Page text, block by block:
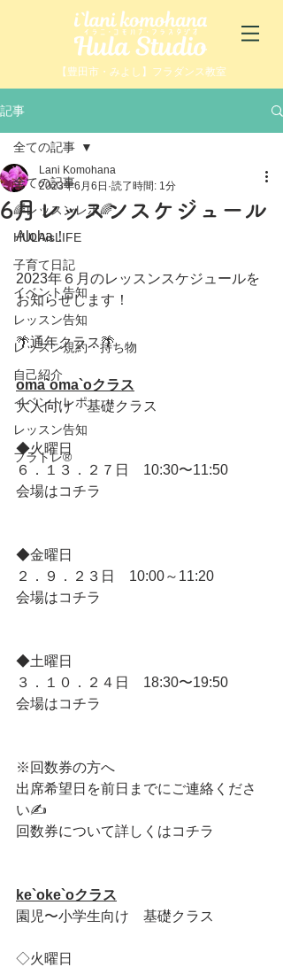
【豊田市・みよし】フラダンス教室
記事
全ての記事
🌈レッスンレポ🌈
HULAisLIFE
子育て日記
イベント告知
レッスン告知
レッスン規約・持ち物
自己紹介
イベントレポ
レッスン告知
フラトレ®️
全ての記事
6月レッスンスケジュール
Lani Komohana
2023年6月6日 読了時間: 1分
Aloha！
2023年６月のレッスンスケジュールを
お知らせします！
🌴通年クラス🌴
oma`oma`oクラス
大人向け　基礎クラス
◆火曜日
６．１３．２７日　10:30〜11:50
会場はコチラ
◆金曜日
２．９．２３日　10:00～11:20
会場はコチラ
◆土曜日
３．１０．２４日　18:30〜19:50
会場はコチラ
※回数券の方へ
出席希望日を前日までにご連絡くださ
い✍️
回数券について詳しくはコチラ
ke`oke`oクラス
園児〜小学生向け　基礎クラス
◇火曜日